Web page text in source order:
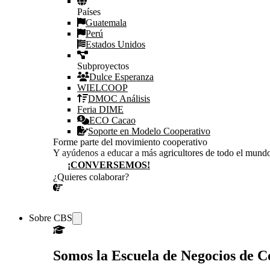
Países
Guatemala
Perú
Estados Unidos
Subproyectos
Dulce Esperanza
WIELCOOP
DMOC Análisis
Feria DIME
ECO Cacao
Soporte en Modelo Cooperativo
Forme parte del movimiento cooperativo
Y ayúdenos a educar a más agricultores de todo el
¡CONVERSEMOS!
¿Quieres colaborar?
Sobre CBS
Somos la Escuela de Negocios de